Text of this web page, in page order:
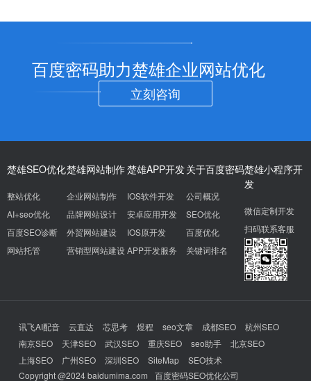
百度密码助力楚雄企业网站优化
立刻咨询
楚雄SEO优化
整站优化
AI+seo优化
百度SEO诊断
网站托管
楚雄网站制作
企业网站制作
品牌网站设计
外贸网站建设
营销型网站建设
楚雄APP开发
IOS软件开发
安卓应用开发
IOS原开发
APP开发服务
关于百度密码
公司概况
SEO优化
百度优化
关键词排名
楚雄小程序开
发
微信定制开发
扫码联系客服
讯飞AI配音 云直达 芯思考 煜程 seo文章 成都SEO
杭州SEO
南京SEO
天津SEO 武汉SEO 重庆SEO seo助手
北京SEO
上海SEO
广州SEO 深圳SEO SiteMap
SEO技术
Copyright @2024 baidumima.com
百度密码SEO优化公司